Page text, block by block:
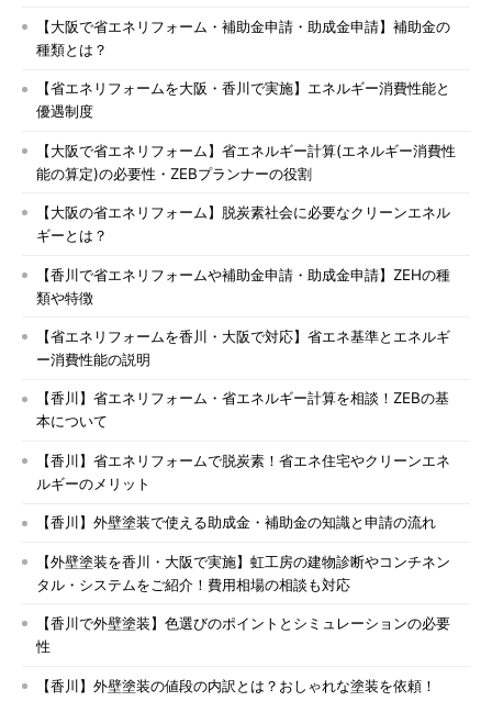
【大阪で省エネリフォーム・補助金申請・助成金申請】補助金の
種類とは？
【省エネリフォームを大阪・香川で実施】エネルギー消費性能と
優遇制度
【大阪で省エネリフォーム】省エネルギー計算(エネルギー消費性
能の算定)の必要性・ZEBプランナーの役割
【大阪の省エネリフォーム】脱炭素社会に必要なクリーンエネル
ギーとは？
【香川で省エネリフォームや補助金申請・助成金申請】ZEHの種
類や特徴
【省エネリフォームを香川・大阪で対応】省エネ基準とエネルギ
ー消費性能の説明
【香川】省エネリフォーム・省エネルギー計算を相談！ZEBの基
本について
【香川】省エネリフォームで脱炭素！省エネ住宅やクリーンエネ
ルギーのメリット
【香川】外壁塗装で使える助成金・補助金の知識と申請の流れ
【外壁塗装を香川・大阪で実施】虹工房の建物診断やコンチネン
タル・システムをご紹介！費用相場の相談も対応
【香川で外壁塗装】色選びのポイントとシミュレーションの必要
性
【香川】外壁塗装の値段の内訳とは？おしゃれな塗装を依頼！